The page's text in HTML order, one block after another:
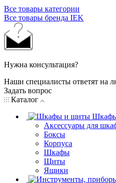
Все товары категории
Все товары бренда IEK
Нужна консультация?
Наши специалисты ответят на
Задать вопрос
Каталог
Аксессуары для
Боксы
Корпуса
Шкафы
Щиты
Ящики